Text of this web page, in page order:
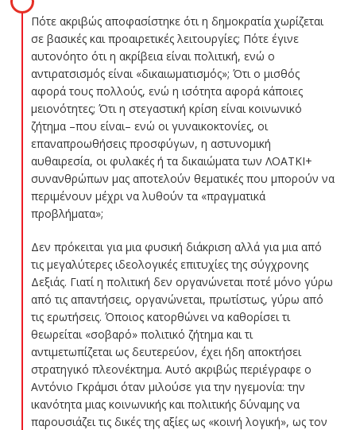
Πότε ακριβώς αποφασίστηκε ότι η δημοκρατία χωρίζεται
σε βασικές και προαιρετικές λειτουργίες; Πότε έγινε
αυτονόητο ότι η ακρίβεια είναι πολιτική, ενώ ο
αντιρατσισμός είναι «δικαιωματισμός»; Ότι ο μισθός
αφορά τους πολλούς, ενώ η ισότητα αφορά κάποιες
μειονότητες; Ότι η στεγαστική κρίση είναι κοινωνικό
ζήτημα –που είναι– ενώ οι γυναικοκτονίες, οι
επαναπροωθήσεις προσφύγων, η αστυνομική
αυθαιρεσία, οι φυλακές ή τα δικαιώματα των ΛΟΑΤΚΙ+
συνανθρώπων μας αποτελούν θεματικές που μπορούν να
περιμένουν μέχρι να λυθούν τα «πραγματικά
προβλήματα»;
Δεν πρόκειται για μια φυσική διάκριση αλλά για μια από
τις μεγαλύτερες ιδεολογικές επιτυχίες της σύγχρονης
Δεξιάς. Γιατί η πολιτική δεν οργανώνεται ποτέ μόνο γύρω
από τις απαντήσεις, οργανώνεται, πρωτίστως, γύρω από
τις ερωτήσεις. Όποιος κατορθώνει να καθορίσει τι
θεωρείται «σοβαρό» πολιτικό ζήτημα και τι
αντιμετωπίζεται ως δευτερεύον, έχει ήδη αποκτήσει
στρατηγικό πλεονέκτημα. Αυτό ακριβώς περιέγραφε ο
Αντόνιο Γκράμσι όταν μιλούσε για την ηγεμονία: την
ικανότητα μιας κοινωνικής και πολιτικής δύναμης να
παρουσιάζει τις δικές της αξίες ως «κοινή λογική», ως τον